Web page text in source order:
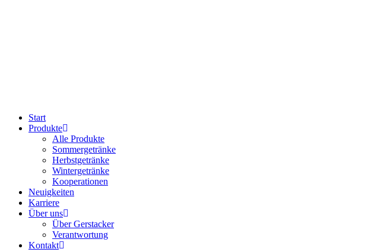
Start
Produkte
Alle Produkte
Sommergetränke
Herbstgetränke
Wintergetränke
Kooperationen
Neuigkeiten
Karriere
Über uns
Über Gerstacker
Verantwortung
Kontakt